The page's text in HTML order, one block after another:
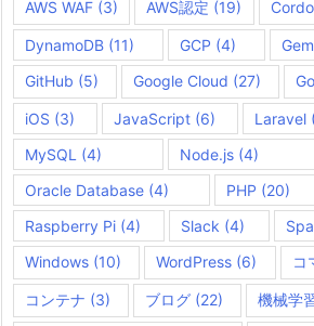
AWS WAF (3) AWS認定 (19)
DynamoDB (11) GCP (4)
GitHub (5) Google Cloud (27)
iOS (3) JavaScript(6) Laravel
MySQL (4) Node.js(4)
Oracle Database (4) PHP (20)
Raspberry Pi (4) Slack (4)
Windows (10) WordPress (6) コ
コンテナ (3) ブログ(22) 機械学